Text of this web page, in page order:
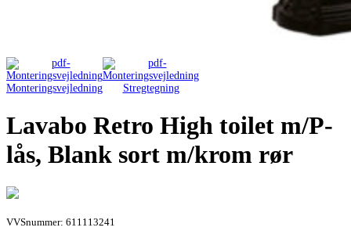
Monteringsvejledning Stregtegning
Lavabo Retro High toilet m/P-
lås, Blank sort m/krom rør
VVSnummer: 611113241